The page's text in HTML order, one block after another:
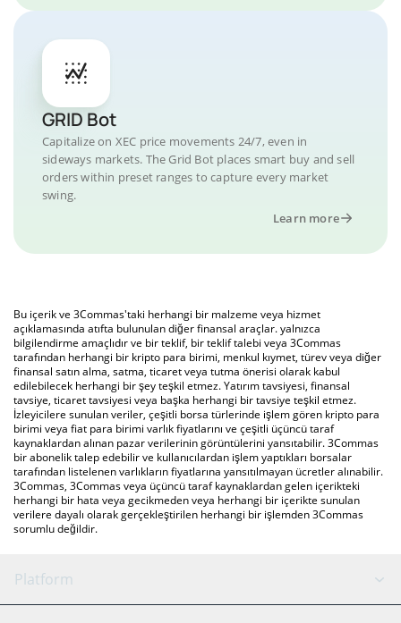
GRID Bot
Capitalize on XEC price movements 24/7, even in
sideways markets. The Grid Bot places smart buy and sell
orders within preset ranges to capture every market
swing.
Learn more
Bu içerik ve 3Commas'taki herhangi bir malzeme veya hizmet
açıklamasında atıfta bulunulan diğer finansal araçlar. yalnızca
bilgilendirme amaçlıdır ve bir teklif, bir teklif talebi veya 3Commas
tarafından herhangi bir kripto para birimi, menkul kıymet, türev veya diğer
finansal satın alma, satma, ticaret veya tutma önerisi olarak kabul
edilebilecek herhangi bir şey teşkil etmez. Yatırım tavsiyesi, finansal
tavsiye, ticaret tavsiyesi veya başka herhangi bir tavsiye teşkil etmez.
İzleyicilere sunulan veriler, çeşitli borsa türlerinde işlem gören kripto para
birimi veya fiat para birimi varlık fiyatlarını ve çeşitli üçüncü taraf
kaynaklardan alınan pazar verilerinin görüntülerini yansıtabilir. 3Commas
bir abonelik talep edebilir ve kullanıcılardan işlem yaptıkları borsalar
tarafından listelenen varlıkların fiyatlarına yansıtılmayan ücretler alınabilir.
3Commas, 3Commas veya üçüncü taraf kaynaklardan gelen içerikteki
herhangi bir hata veya gecikmeden veya herhangi bir içerikte sunulan
verilere dayalı olarak gerçekleştirilen herhangi bir işlemden 3Commas
sorumlu değildir.
Platform